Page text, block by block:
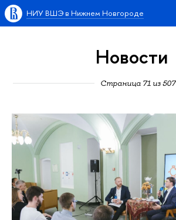
НИУ ВШЭ в Нижнем Новгороде
Новости
Страница 71 из 507